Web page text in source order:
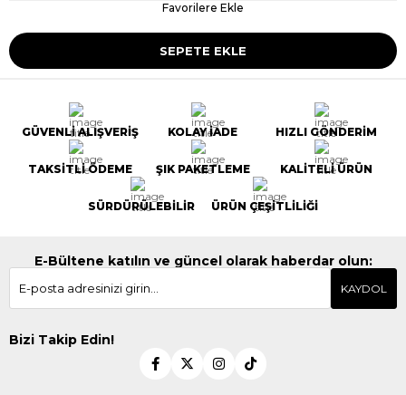
Favorilere Ekle
GÜVENLİ ALIŞVERİŞ KOLAY İADE HIZLI GÖNDERİM
TAKSİTLİ ÖDEME ŞIK PAKETLEME KALİTELİ ÜRÜN
SÜRDÜRÜLEBİLİR ÜRÜN ÇEŞİTLİLİĞİ
E-Bültene katılın ve güncel olarak haberdar olun:
KAYDOL
Bizi Takip Edin!